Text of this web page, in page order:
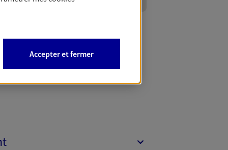
Accepter et fermer